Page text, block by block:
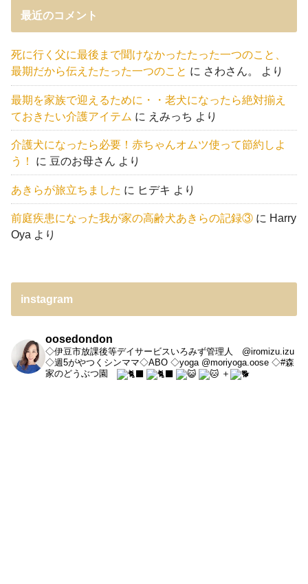
最近のコメント
死に行く父に最後まで聞けなかったたった一つのこと、
最期だから伝えたたった一つのこと に さわさん。 より
最期を家族で迎えるために・・老犬になったら絶対揃え
ておきたい介護アイテム に えみっち より
介護犬になったら必要！赤ちゃんオムツ使って節約しよ
う！
に 豆のお母さん より
あきらが旅立ちました に ヒデキ より
前庭疾患になった我が家の高齢犬あきらの記録③ に Harry
Oya より
instagram
oosedondon
◇伊豆市放課後等デイサービスいろみず管理人 @iromizu.izu
◇週5がやつくシンママ◇ABO ◇yoga @moriyoga.oose ◇#森
家のどうぶつ園
＋